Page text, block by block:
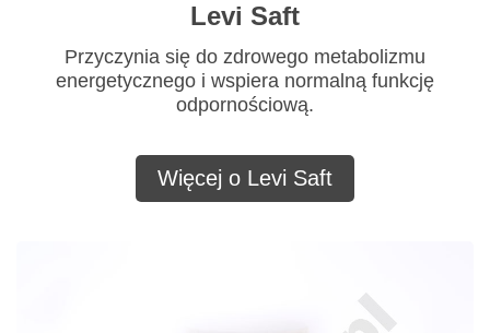
Levi Saft
Przyczynia się do zdrowego metabolizmu
energetycznego i wspiera normalną funkcję
odpornościową.
Więcej o Levi Saft